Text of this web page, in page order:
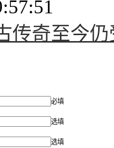
传奇至今
必填
选填
选填